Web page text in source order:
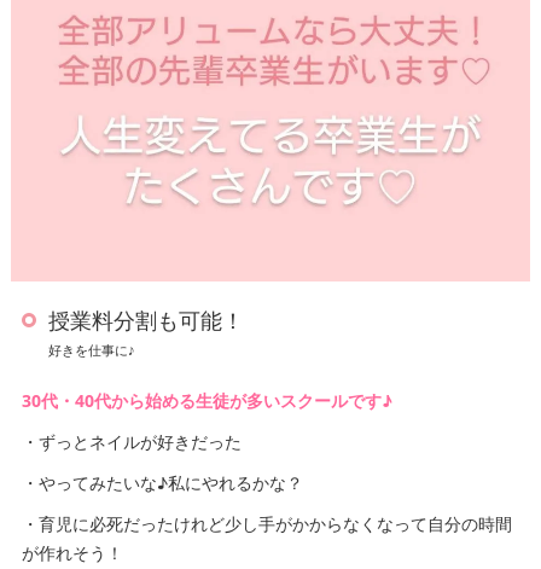
授業料分割も可能！
好きを仕事に♪
30代・40代から始める生徒が多いスクールです♪
・ずっとネイルが好きだった
・やってみたいな♪私にやれるかな？
・育児に必死だったけれど少し手がかからなくなって自分の時間
が作れそう！